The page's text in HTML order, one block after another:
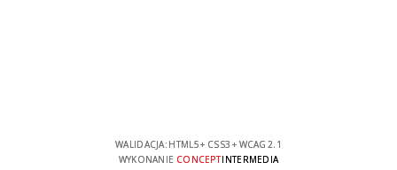
WALIDACJA: HTML5+ CSS3 + WCAG 2.1
WYKONANIE CONCEPTINTERMEDIA